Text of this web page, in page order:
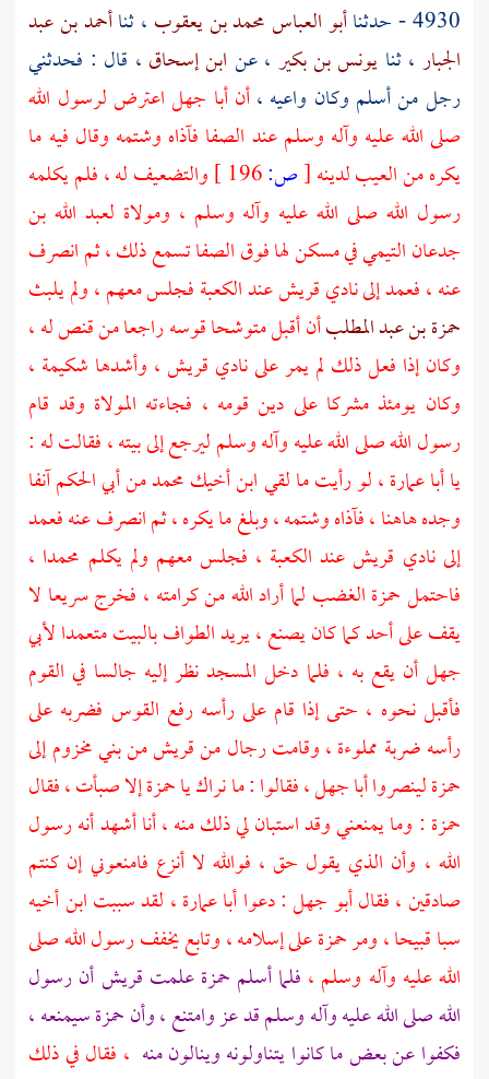
4930 - حدثنا
أبو العباس محمد بن يعقوب ، ثناأحمد بن عبد
الجبار ، ثنا يونس بن بكير ، عن ابن إسحاق ، قال : فحدثني
رجل منأسلم وكان واعيه ،أنأبا جهلاعترض لرسول الله
صلى الله عليه وآله وسلم عند الصفا فآذاه وشتمه وقال فيه ما
يكره من العيب لدينه[ص:
والتضعيف له ، فلم يكلمه
رسول الله صلى الله عليه وآله وسلم ، ومولاة لعبد الله بن
جدعان التيميفي مسكن لها فوقالصفاتسمع ذلك ، ثم انصرف
عنه ، فعمد إلى ناديقريشعندالكعبةفجلس معهم ، ولم يلبث
حمزة بن عبد المطلبأن أقبل متوشحا قوسه راجعا من قنص له ،
وكان إذا فعل ذلك لم يمر على نادي قريش، وأشدها شكيمة ،
وكان يومئذ مشركا على دين قومه ، فجاءته المولاة وقد قام
رسول الله صلى الله عليه وآله وسلم ليرجع إلى بيته ، فقالت له :
ياأبا عمارة، لو رأيت ما لقي ابن أخيكمحمدمنأبي الحكمآنفا
وجده هاهنا ، فآذاه وشتمه ، وبلغ ما يكره ، ثم انصرف عنه فعمد
إلى نادي قريشعند الكعبة ، فجلس معهم ولم يكلم محمدا ،
فاحتملحمزةالغضب لما أراد الله من كرامته ، فخرج سريعا لا
يقف على أحد كما كان يصنع ، يريد الطوافبالبيتمتعمدالأبي
جهلأن يقع به ، فلما دخل المسجد نظر إليه جالسا في القوم
فأقبل نحوه ، حتى إذا قام على رأسه رفع القوس فضربه على
رأسه ضربة مملوءة ، وقامت رجال منقريشمنبني مخزومإلى
حمزةلينصرواأبا جهل، فقالوا : ما نراك ياحمزةإلا صبأت ، فقال
حمزة : وما يمنعني وقد استبان لي ذلك منه ، أنا أشهد أنه رسول
الله ، وأن الذي يقول حق ، فوالله لا أنزع فامنعوني إن كنتم
صادقين ، فقالأبو جهل: دعواأبا عمارة، لقد سببت ابن أخيه
سبا قبيحا ، ومرحمزةعلى إسلامه ، وتابع يخفف رسول الله صلى
الله عليه وآله وسلم ، فلما أسلم حمزةعلمت قريشأن رسول
الله صلى الله عليه وآله وسلم قد عز وامتنع ، وأنحمزةسيمنعه ،
فكفوا عن بعض ما كانوا يتناولونه وينالون منه ، فقال في ذلك